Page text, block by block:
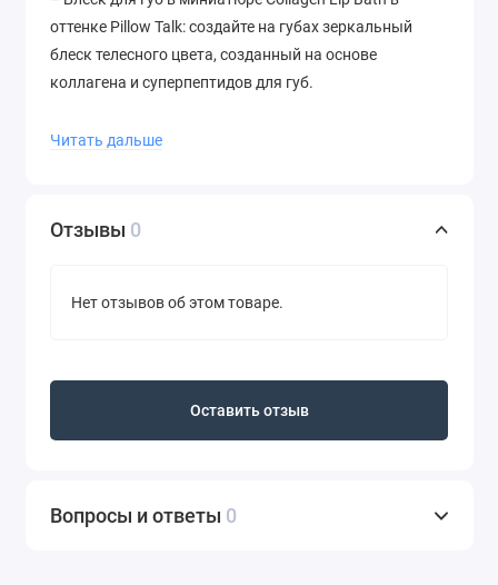
оттенке Pillow Talk: создайте на губах зеркальный
блеск телесного цвета, созданный на основе
коллагена и суперпептидов для губ.
Pillow Talk Original: телесно-розовый карандаш для
Читать дальше
Отзывы 0
Нет отзывов об этом товаре.
Оставить отзыв
Вопросы и ответы 0